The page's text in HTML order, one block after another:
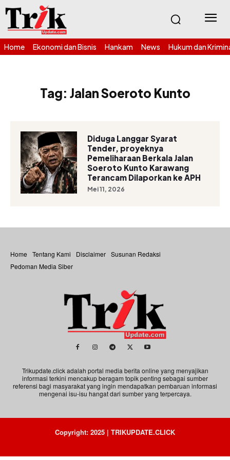
Home Ekonomi dan Bisnis Hankam News Hukum dan
Tag: Jalan Soeroto Kunto
Diduga Langgar Syarat
Tender, proyeknya
Pemeliharaan Berkala Jalan
Soeroto Kunto Karawang
Terancam Dilaporkan ke APH
Mei 11, 2026
Home Tentang Kami Disclaimer Susunan Redaksi
Pedoman Media Siber
Trikupdate.click adalah portal media berita online yang menyajikan
informasi terkini mencakup beragam topik penting sebagai sumber
referensi bagi masyarakat yang ingin mendapatkan pembaruan informasi
mengenai isu-isu hangat dari sumber yang terpercaya.
Copyright: 2025 | TRIKUPDATE.CLICK